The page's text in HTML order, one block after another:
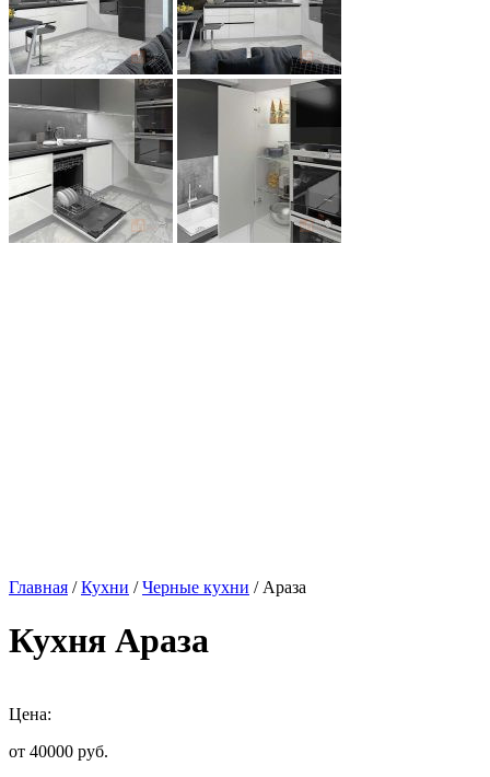
Главная /Кухни /Черные кухни / Араза
Кухня Араза
Цена:
от 40000 руб.